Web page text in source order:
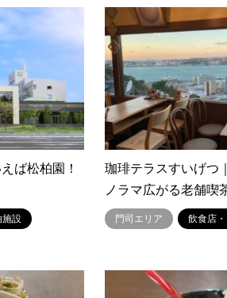
ば松柏園！
施設
珈琲テラスすいげつ
ノラマ広がる老舗喫
門司エリア 飲食店